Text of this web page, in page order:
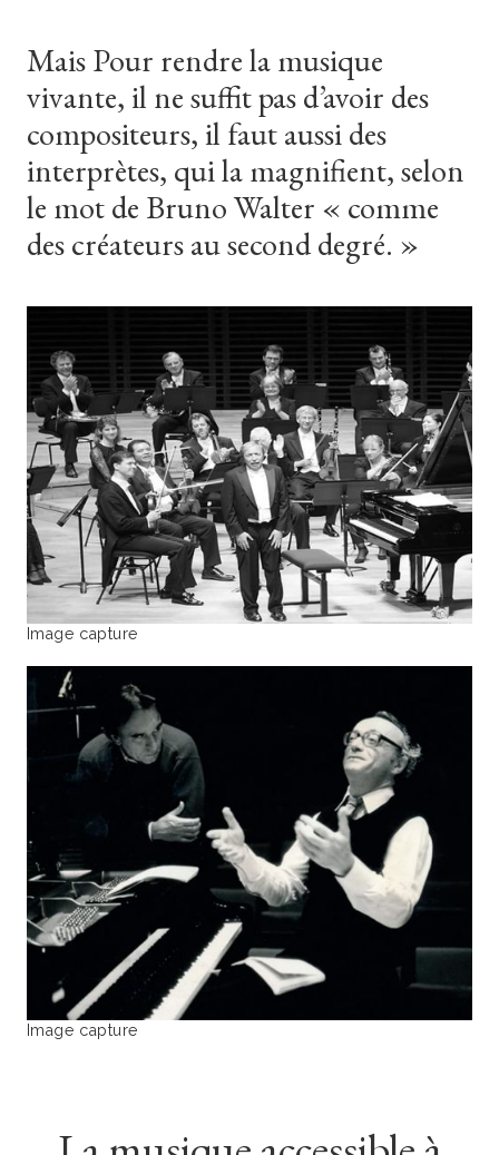
MaisPour rendrelamusique
vivante, il nesuffitpasd’avoir des
compositeurs, il fautaussides
interprètes, quilamagnifient,selon
le motde BrunoWalter « comme
descréateursauseconddegré. »
Image capture
Image capture